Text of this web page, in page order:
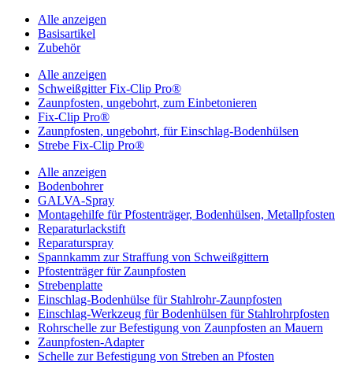
Alle anzeigen
Basisartikel
Zubehör
Alle anzeigen
Schweißgitter Fix-Clip Pro®
Zaunpfosten, ungebohrt, zum Einbetonieren
Fix-Clip Pro®
Zaunpfosten, ungebohrt, für Einschlag-Bodenhülsen
Strebe Fix-Clip Pro®
Alle anzeigen
Bodenbohrer
GALVA-Spray
Montagehilfe für Pfostenträger, Bodenhülsen, Metallpfosten
Reparaturlackstift
Reparaturspray
Spannkamm zur Straffung von Schweißgittern
Pfostenträger für Zaunpfosten
Strebenplatte
Einschlag-Bodenhülse für Stahlrohr-Zaunpfosten
Einschlag-Werkzeug für Bodenhülsen für Stahlrohrpfosten
Rohrschelle zur Befestigung von Zaunpfosten an Mauern
Zaunpfosten-Adapter
Schelle zur Befestigung von Streben an Pfosten